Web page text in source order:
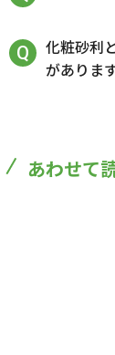
化粧砂利
がありま
あわせて